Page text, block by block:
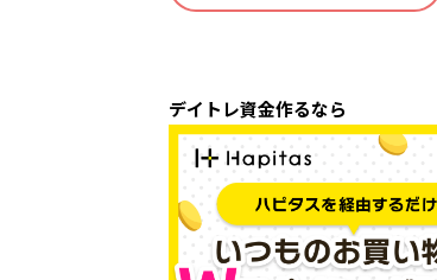
デイトレ資金作るなら